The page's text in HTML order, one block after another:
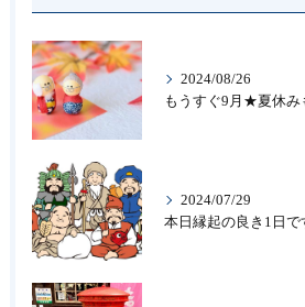
2024/08/26
2024/07/29